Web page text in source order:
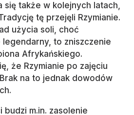
się także w kolejnych latach,
tę przejęli Rzymianie.
użycia soli, choć
to zniszczenie
Afrykańskiego.
że Rzymianie po zajęciu
na to jednak dowodów
m.in. zasolenie